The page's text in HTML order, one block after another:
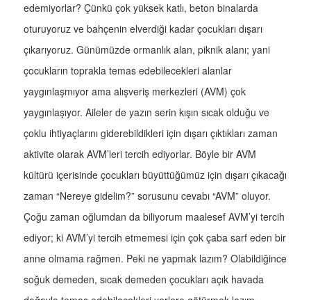
edemiyorlar? Çünkü çok yüksek katlı, beton binalarda
oturuyoruz ve bahçenin elverdiği kadar çocukları dışarı
çıkarıyoruz. Günümüzde ormanlık alan, piknik alanı; yani
çocukların toprakla temas edebilecekleri alanlar
yaygınlaşmıyor ama alışveriş merkezleri (AVM) çok
yaygınlaşıyor. Aileler de yazın serin kışın sıcak olduğu ve
çoklu ihtiyaçlarını giderebildikleri için dışarı çıktıkları zaman
aktivite olarak AVM’leri tercih ediyorlar. Böyle bir AVM
kültürü içerisinde çocukları büyüttüğümüz için dışarı çıkacağı
zaman “Nereye gidelim?” sorusunu cevabı “AVM” oluyor.
Çoğu zaman oğlumdan da biliyorum maalesef AVM’yi tercih
ediyor; ki AVM’yi tercih etmemesi için çok çaba sarf eden bir
anne olmama rağmen. Peki ne yapmak lazım? Olabildiğince
soğuk demeden, sıcak demeden çocukları açık havada